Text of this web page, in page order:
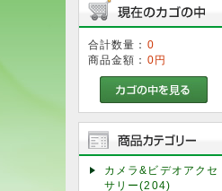
合計数量： 0
商品金額： 0円
カメラ&ビデオアクセ
サリー(204)